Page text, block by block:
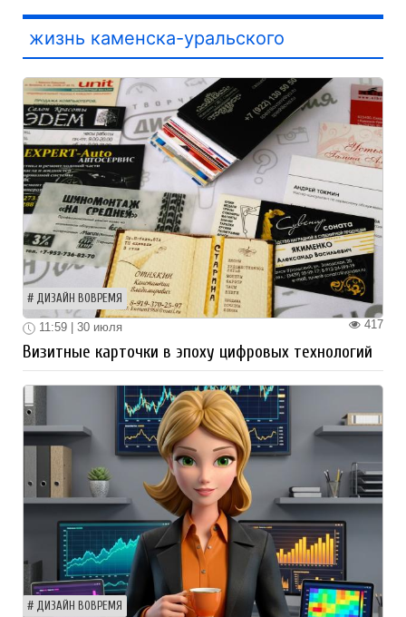
жизнь каменска-уральского
ДИЗАЙН ВОВРЕМЯ
417
11:59 | 30 июля
Визитные карточки в эпоху цифровых технологий
ДИЗАЙН ВОВРЕМЯ